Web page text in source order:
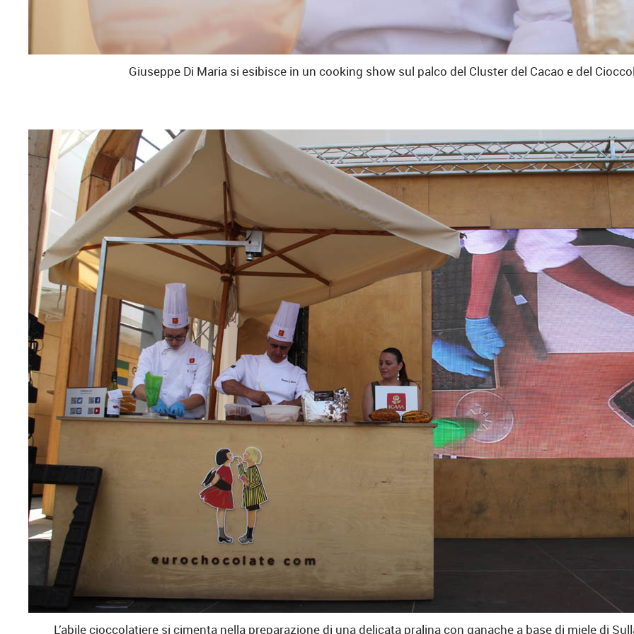
Giuseppe Di Maria si esibisce in un cooking show sul palco del Cluster del Cacao e del
L’abile cioccolatiere si cimenta nella preparazione di una delicata pralina con ganache a base di miele di